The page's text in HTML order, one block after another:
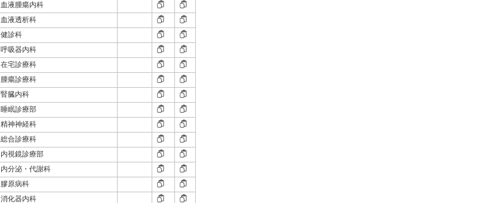
血液腫瘍内科
血液透析科
健診科
呼吸器内科
在宅診療科
腫瘍診療科
腎臓内科
睡眠診療部
精神神経科
総合診療科
内視鏡診療部
内分泌・代謝科
膠原病科
消化器内科